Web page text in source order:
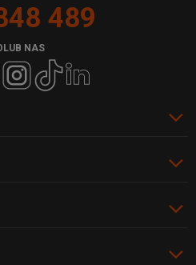
489
NAS